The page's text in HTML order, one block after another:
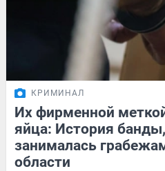
КРИМИНАЛ
Их фирменной
яйца: История
занималась
области